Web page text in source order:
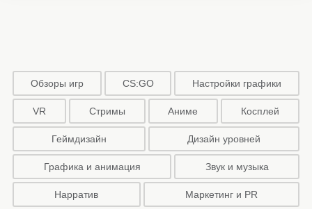
Обзоры игр CS:GO Настройки графики
VR Стримы Аниме Косплей
Геймдизайн Дизайн уровней
Графика и анимация Звук и музыка
Нарратив Маркетинг и PR